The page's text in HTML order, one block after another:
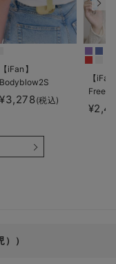
【iFan】
Bodyblow2S
¥3,278(税込)
【
Freeze
）